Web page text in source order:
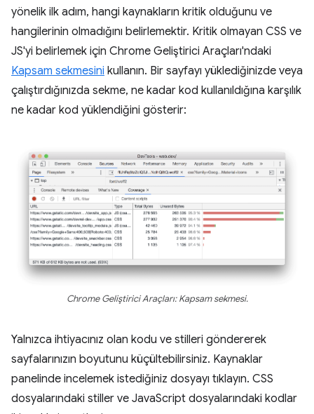
yönelik ilk adım, hangi kaynakların kritik olduğunu ve
hangilerinin olmadığını belirlemektir. Kritik olmayan CSS ve
JS'yi belirlemek için Chrome Geliştirici Araçları'ndaki
Kapsam sekmesini kullanın. Bir sayfayı yüklediğinizde veya
çalıştırdığınızda sekme, ne kadar kod kullanıldığına karşılık
ne kadar kod yüklendiğini gösterir:
Chrome Geliştirici Araçları: Kapsam sekmesi.
Yalnızca ihtiyacınız olan kodu ve stilleri göndererek
sayfalarınızın boyutunu küçültebilirsiniz. Kaynaklar
panelinde incelemek istediğiniz dosyayı tıklayın. CSS
dosyalarındaki stiller ve JavaScript dosyalarındaki kodlar